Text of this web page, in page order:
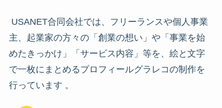
USANET合同会社では、フリーランスや個人事業
主、起業家の方々の「創業の想い」や「事業を始
めたきっかけ」「サービス内容」等を、絵と文字
で一枚にまとめるプロフィールグラレコの制作を
行っています 。